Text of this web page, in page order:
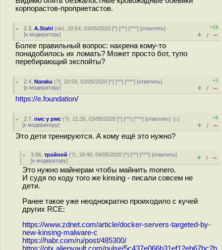
корпорастов-проприетастов.
2.3 ,A.Stahl (ok), 20:54, 03/05/2020 [^] [^^] [^^^] [ответить]
[к модератору]
+16
+ / –
Более правильный вопрос: нахрена кому-то
понадобилось их ломать? Может просто бот, тупо
перебирающий экспойты?
2.4 ,Naraku (?), 20:59, 03/05/2020 [^] [^^] [^^^] [ответить]
[к модератору]
+1
+ / –
https://e.foundation/
2.7 ,пмс у рмс (?), 21:35, 03/05/2020 [^] [^^] [^^^] [ответить][↓]
[к модератору]
+6
+ / –
Это дети тренируются. А кому ещё это нужно?
3.56 ,тройной (?), 18:40, 04/05/2020 [^] [^^] [^^^] [ответить]
[к модератору] + / –
Это нужно майнерам чтобы майнить monero.
И судя по коду того же kinsing - писали совсем не
дети.
Ранее такое уже неоднократно проиходило с кучей
других RCE:
https://www.zdnet.com/article/docker-servers-targeted-by-
new-kinsing-malware-c
https://habr.com/ru/post/485300/
https://otx.alienvault.com/pulse/5c437e066b31ef12eb67bc2b